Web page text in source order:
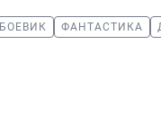
БОЕВИК ФАНТАСТИКА